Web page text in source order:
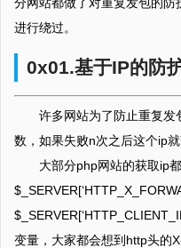
进行绕过。
0x01.基于IP的防
许多网站为了防止重复发
数，如果失败n次之后这个ip
大部分php网站的获取ip
变量，大家都会想到http头的